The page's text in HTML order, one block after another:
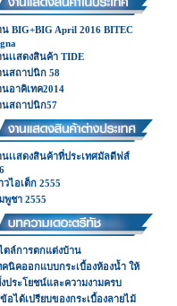
น BIG+BIG April 2016 BITEC
นเเสดงสินค้า TIDE
นสถาปนิก 58
นอาคิเทค2014
นสถาปนิก57
นเเสดงสินค้าที่ประเทศมัลดีฟส์
วไอเต็ก 2555
พูชา 2555
ตล์การตกแต่งบ้าน
คนิคออกแบบกระเบื้องห้องน้ำ ให้
ประโยชน์และความงามครบ
อได้เปรียบของกระเบื้องลายไม้